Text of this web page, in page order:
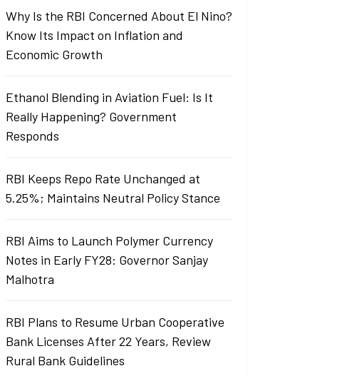
Why Is the RBI Concerned About El Nino?
Know Its Impact on Inflation and
Economic Growth
Ethanol Blending in Aviation Fuel: Is It
Really Happening? Government
Responds
RBI Keeps Repo Rate Unchanged at
5.25%; Maintains Neutral Policy Stance
RBI Aims to Launch Polymer Currency
Notes in Early FY28: Governor Sanjay
Malhotra
RBI Plans to Resume Urban Cooperative
Bank Licenses After 22 Years, Review
Rural Bank Guidelines